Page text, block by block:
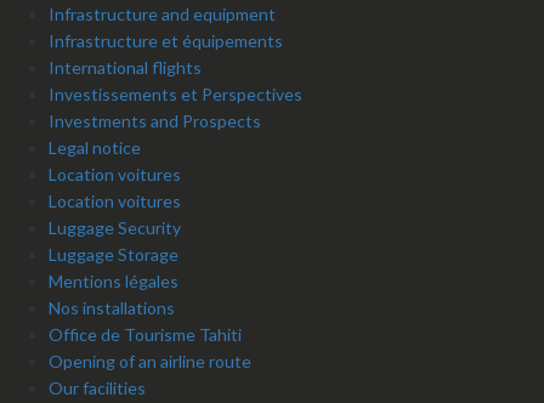
Infrastructure and equipment
Infrastructure et équipements
International flights
Investissements et Perspectives
Investments and Prospects
Legal notice
Location voitures
Location voitures
Luggage Security
Luggage Storage
Mentions légales
Nos installations
Office de Tourisme Tahiti
Opening of an airline route
Our facilities